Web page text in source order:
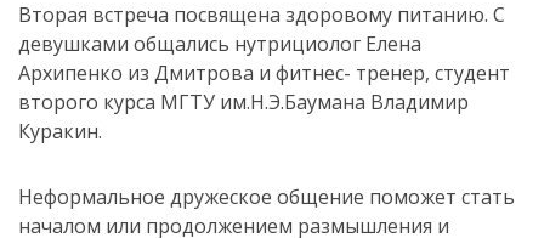
Вторая встреча посвящена здоровому питанию. С
девушками общались нутрициолог Елена
Архипенко из Дмитрова и фитнес- тренер, студент
второго курса МГТУ им.Н.Э.Баумана Владимир
Куракин.
Неформальное дружеское общение поможет стать
началом или продолжением размышления и